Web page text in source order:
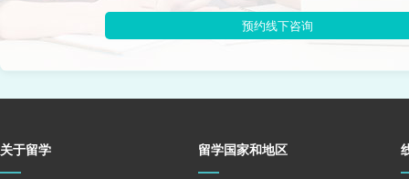
预约线下咨询
关于留学 留学国家和地区